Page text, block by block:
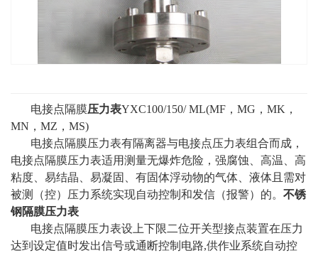
电接点隔膜压力表YXC100/150/ ML(MF，MG，MK，
MN，MZ，MS)
电接点隔膜压力表有隔离器与电接点压力表组合而成，
电接点隔膜压力表适用测量无爆炸危险，强腐蚀、高温、高
粘度、易结晶、易凝固、有固体浮动物的气体、液体且需对
被测（控）压力系统实现自动控制和发信（报警）的。 不锈
钢隔膜压力表
电接点隔膜压力表设上下限二位开关型接点装置在压力
达到设定值时发出信号或通断控制电路,供作业系统自动控